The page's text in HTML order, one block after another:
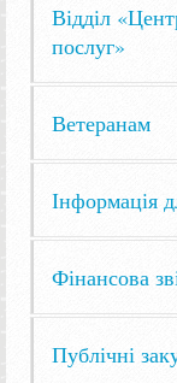
Відділ
послуг»
Ветеранам
Інформація
Фінансова
Публічні